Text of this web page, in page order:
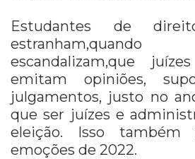
Estudantes de
escandalizam,que
emitam opiniões,
julgamentos, justo no
que ser juízes e
eleição. Isso
emoções de 2022.